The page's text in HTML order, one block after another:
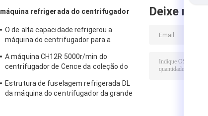
máquina refrigerada do centrifugador
O de alta capacidade refrigerou a
máquina do centrifugador para a
A máquina CH12R 5000r/min do
centrifugador de Cence da coleção do
Estrutura de fuselagem refrigerada DL
da máquina do centrifugador da grande
Deixe